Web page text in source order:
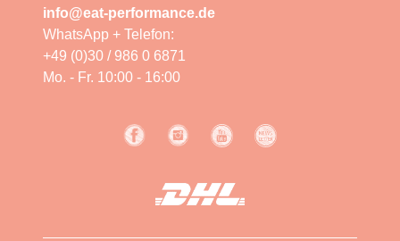
info@eat-performance.de
WhatsApp + Telefon:
+49 (0)30 / 986 0 6871
Mo. - Fr. 10:00 - 16:00